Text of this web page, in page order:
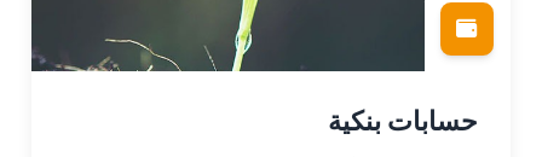
حسابات بنكية